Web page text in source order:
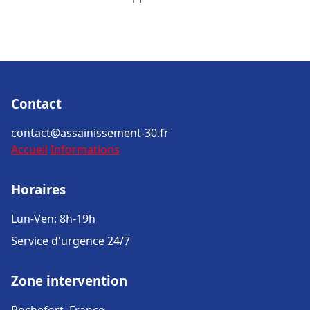
Contact
contact@assainissement-30.fr
Accueil Informations
Horaires
Lun-Ven: 8h-19h
Service d'urgence 24/7
Zone intervention